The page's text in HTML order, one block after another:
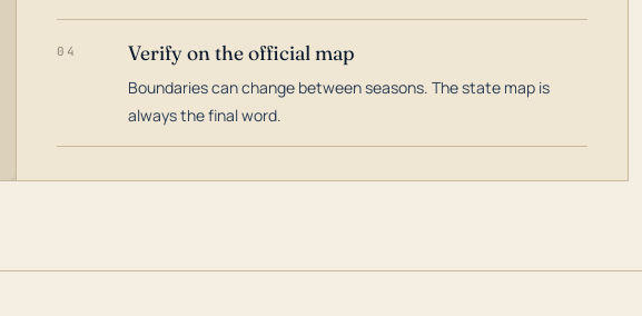
04 Verify on the official map
Boundaries can change between seasons. The state map is
always the final word.